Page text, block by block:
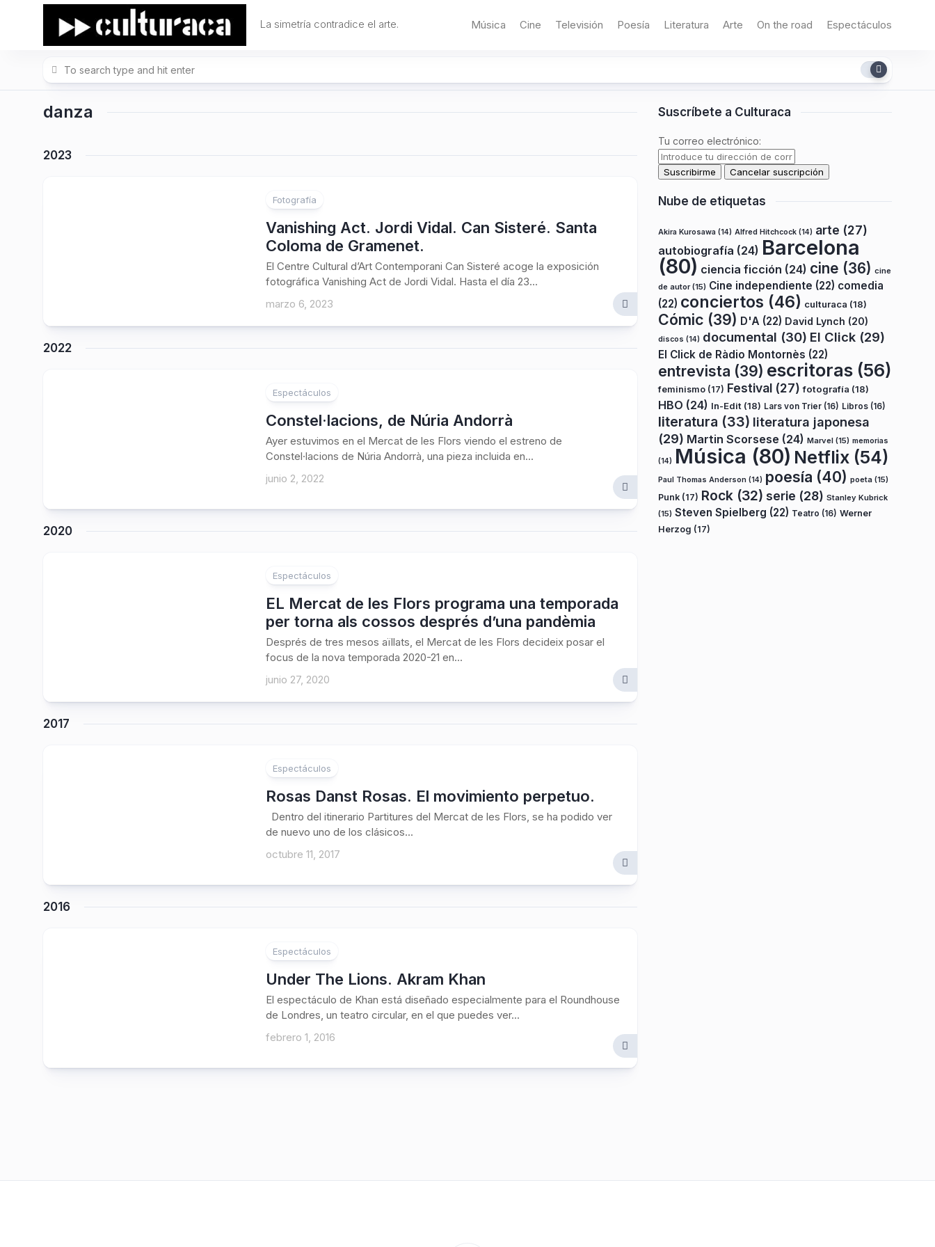
La simetría contradice el arte. Música Cine Televisión Poesía Literatura Arte On the road Espectáculos
danza
2023
Fotografía
Vanishing Act. Jordi Vidal. Can Sisteré. Santa
Coloma de Gramenet.
El Centre Cultural d’Art Contemporani Can Sisteré acoge la exposición
fotográfica Vanishing Act de Jordi Vidal. Hasta el día 23...
marzo 6, 2023
2022
Espectáculos
Constel·lacions, de Núria Andorrà
Ayer estuvimos en el Mercat de les Flors viendo el estreno de
Constel·lacions de Núria Andorrà, una pieza incluida en...
junio 2, 2022
2020
Espectáculos
EL Mercat de les Flors programa una temporada
per torna als cossos després d’una pandèmia
Després de tres mesos aïllats, el Mercat de les Flors decideix posar el
focus de la nova temporada 2020-21 en...
junio 27, 2020
2017
Espectáculos
Rosas Danst Rosas. El movimiento perpetuo.
Dentro del itinerario Partitures del Mercat de les Flors, se ha podido ver
de nuevo uno de los clásicos...
octubre 11, 2017
2016
Espectáculos
Under The Lions. Akram Khan
El espectáculo de Khan está diseñado especialmente para el Roundhouse
de Londres, un teatro circular, en el que puedes ver...
febrero 1, 2016
Suscríbete a Culturaca
Tu correo electrónico:
Nube de etiquetas
Akira Kurosawa (14) Alfred Hitchcock (14) arte (27)
autobiografía (24) Barcelona
(80) ciencia ficción (24) cine (36) cine
de autor(15) Cine independiente (22) comedia
(22) conciertos (46) culturaca (18)
Cómic (39) D'A (22) David Lynch (20)
discos (14) documental (30) El Click (29)
El Click de Ràdio Montornès (22)
entrevista (39) escritoras (56)
feminismo (17) Festival (27) fotografía (18)
HBO (24) In-Edit (18) Lars von Trier (16) Libros (16)
literatura (33) literatura japonesa
(29) Martin Scorsese (24) Marvel (15) memorias
(14) Música (80) Netflix (54)
Paul Thomas Anderson (14) poesía (40) poeta (15)
Punk (17) Rock (32) serie (28) Stanley Kubrick
(15) Steven Spielberg (22) Teatro (16) Werner
Herzog (17)